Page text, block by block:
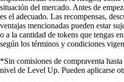
situación del mercado. Antes de
es el adecuado. Las recompensas,
ventajas mencionadas pueden estar
o a la cantidad de tokens que tengas
según los términos y condiciones
*Sin comisiones de compraventa
nivel de Level Up. Pueden aplicarse